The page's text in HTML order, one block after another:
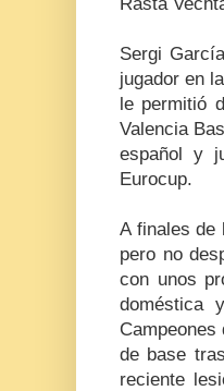
Sergi
jugador en
le permitió
Valencia
español y
Eurocup.
A finales de
pero no
con unos
doméstica
de base
reciente